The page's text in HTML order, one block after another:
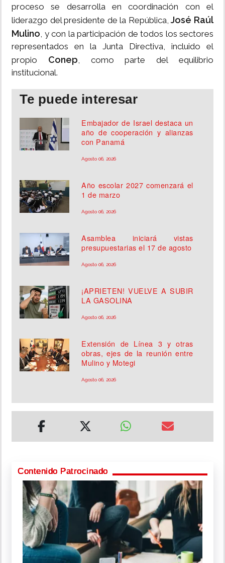
proceso se desarrolla en coordinación con el
liderazgo del presidente de la República,José Raúl
Mulino, y con la participación de todos los sectores
representados en la Junta Directiva, incluido el
propio Conep, como parte del equilibrio
institucional.
Te puede interesar
Embajador de Israel destaca un
año de cooperación y alianzas
con Panamá
Agosto 06, 2026
Año escolar 2027 comenzará el
1 de marzo
Agosto 06, 2026
Asamblea iniciará vistas
presupuestarias el 17 de agosto
Agosto 06, 2026
¡APRIETEN! VUELVE A SUBIR
LA GASOLINA
Agosto 06, 2026
Extensión de Línea 3 y otras
obras, ejes de la reunión entre
Mulino y Motegi
Agosto 06, 2026
Contenido Patrocinado